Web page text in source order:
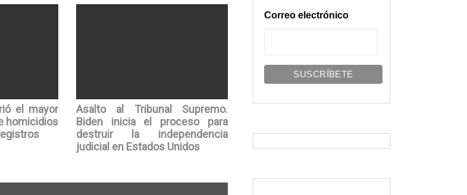
el mayor
homicidios
Asalto al Tribunal Supremo.
Biden inicia el proceso para
destruir la independencia
judicial en Estados Unidos
Correo electrónico